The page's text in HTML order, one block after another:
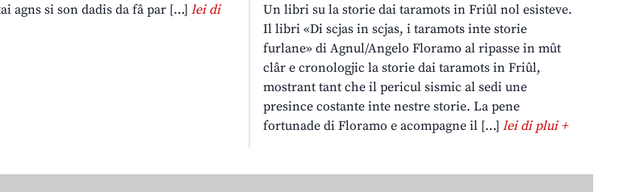
agns si son dadis da fâ par […] lei di
Un libri su la storie dai taramots in Friûl nol esisteve.
Il libri «Di scjas in scjas, i taramots inte storie
furlane» di Agnul/Angelo Floramo al ripasse in mût
clâr e cronologjic la storie dai taramots in Friûl,
mostrant tant che il pericul sismic al sedi une
presince costante inte nestre storie. La pene
fortunade di Floramo e acompagne il […]lei di plui +